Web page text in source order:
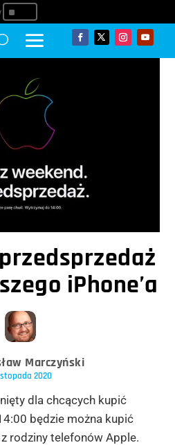
^
iPhone’a
Marczyński
2020
dla chcących kupić
będzie można kupić
z rodziny telefonów Apple.